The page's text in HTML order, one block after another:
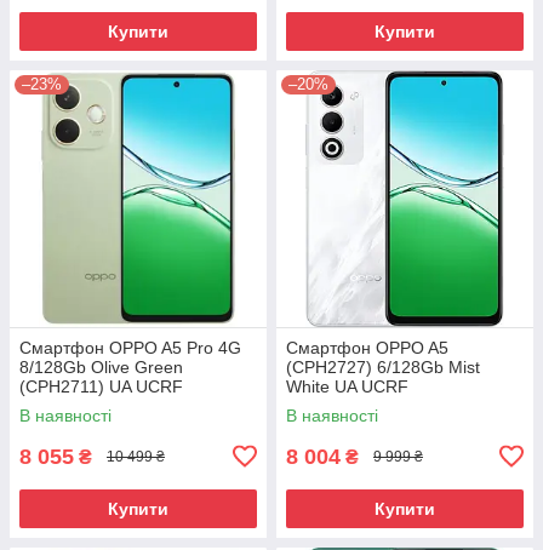
Купити Купити
–23%
Смартфон OPPO A5 Pro 4G
8/128Gb Olive Green
(CPH2711) UA UCRF
В наявності
8 055 ₴ 10 499 ₴
Купити
–20%
Смартфон OPPO A5
(CPH2727) 6/128Gb Mist
White UA UCRF
В наявності
8 004 ₴ 9 999 ₴
Купити